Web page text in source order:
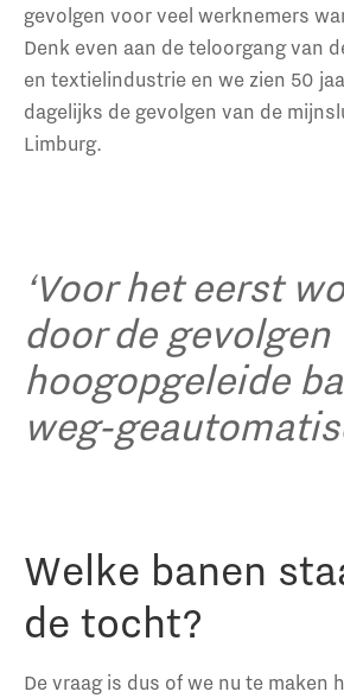
gevolgen voor veel werknemers
Denk even aan de teloorgang van
en textielindustrie en we zien 50
dagelijks de gevolgen van de
Limburg.
‘Voor het eerst
door de gevolgen
hoogopgeleide
weg-
Welke banen
de tocht?
De vraag is dus of we nu te maken